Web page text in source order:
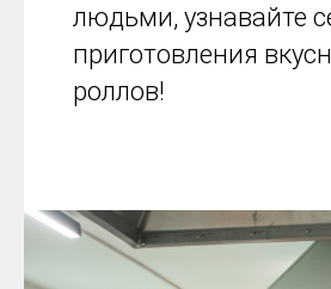
людьми, узнавайте
приготовления
роллов!